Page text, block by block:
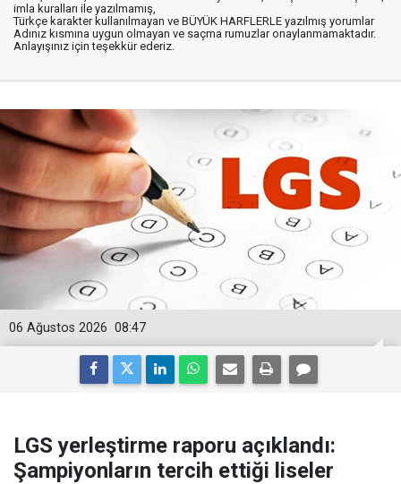
imla kuralları ile yazılmamış,
Türkçe karakter kullanılmayan ve BÜYÜK HARFLERLE yazılmış yorumlar
Adınız kısmına uygun olmayan ve saçma rumuzlar onaylanmamaktadır.
Anlayışınız için teşekkür ederiz.
08:47
06 Ağustos 2026
LGS yerleştirme raporu açıklandı:
Şampiyonların tercih ettiği liseler